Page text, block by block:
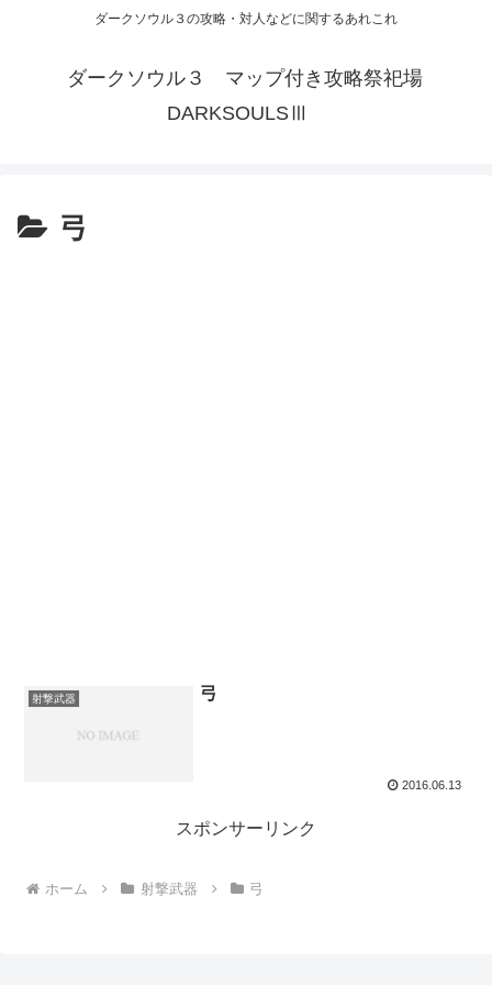
ダークソウル３の攻略・対人などに関するあれこれ
ダークソウル３ マップ付き攻略祭祀場
DARKSOULSⅢ
弓
射撃武器 弓
2016.06.13
スポンサーリンク
ホーム 射撃武器 弓